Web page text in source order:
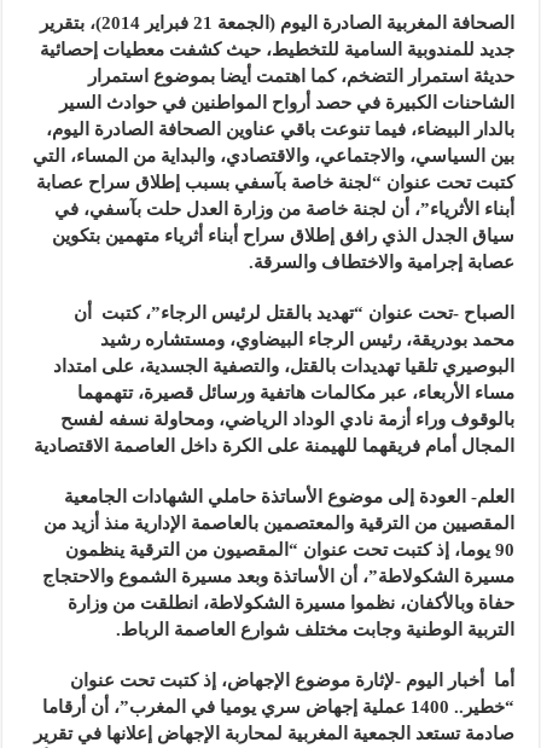
الصحافة المغربية الصادرة اليوم (الجمعة 21 فبراير 2014)، بتقرير
جديد للمندوبية السامية للتخطيط، حيث كشفت معطيات إحصائية
حديثة استمرار التضخم، كما اهتمت أيضا بموضوع استمرار
الشاحنات الكبيرة في حصد أرواح المواطنين في حوادث السير
بالدار البيضاء، فيما تنوعت باقي عناوين الصحافة الصادرة اليوم،
بين السياسي، والاجتماعي، والاقتصادي، والبداية من المساء، التي
كتبت تحت عنوان “لجنة خاصة بآسفي بسبب إطلاق سراح عصابة
أبناء الأثرياء”، أن لجنة خاصة من وزارة العدل حلت بآسفي، في
سياق الجدل الذي رافق إطلاق سراح أبناء أثرياء متهمين بتكوين
عصابة إجرامية والاختطاف والسرقة.
الصباح -تحت عنوان “تهديد بالقتل لرئيس الرجاء”، كتبت أن
محمد بودريقة، رئيس الرجاء البيضاوي، ومستشاره رشيد
البوصيري تلقيا تهديدات بالقتل، والتصفية الجسدية، على امتداد
مساء الأربعاء، عبر مكالمات هاتفية ورسائل قصيرة، تتهمهما
بالوقوف وراء أزمة نادي الوداد الرياضي، ومحاولة نسفه لفسح
المجال أمام فريقهما للهيمنة على الكرة داخل العاصمة الاقتصادية
العلم- العودة إلى موضوع الأساتذة حاملي الشهادات الجامعية
المقصيين من الترقية والمعتصمين بالعاصمة الإدارية منذ أزيد من
90 يوما، إذ كتبت تحت عنوان “المقصيون من الترقية ينظمون
مسيرة الشكولاطة”، أن الأساتذة وبعد مسيرة الشموع والاحتجاج
حفاة وبالأكفان، نظموا مسيرة الشكولاطة، انطلقت من وزارة
التربية الوطنية وجابت مختلف شوارع العاصمة الرباط.
أما أخبار اليوم -لإثارة موضوع الإجهاض، إذ كتبت تحت عنوان
“خطير.. 1400 عملية إجهاض سري يوميا في المغرب”، أن أرقاما
صادمة تستعد الجمعية المغربية لمحاربة الإجهاض إعلانها في تقرير